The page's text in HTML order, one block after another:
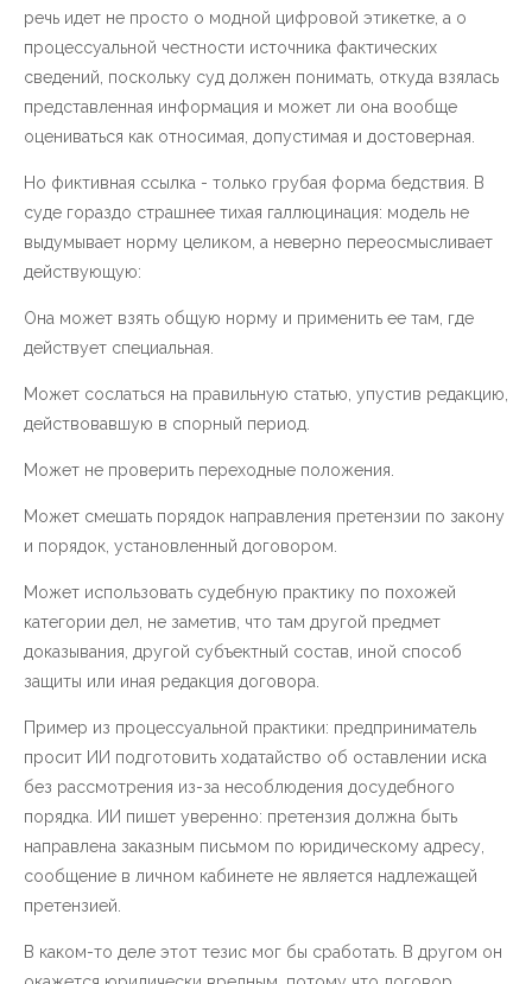
речь идет не просто о модной цифровой этикетке, а о
процессуальной честности источника фактических
сведений, поскольку суд должен понимать, откуда взялась
представленная информация и может ли она вообще
оцениваться как относимая, допустимая и достоверная.
Но фиктивная ссылка - только грубая форма бедствия. В
суде гораздо страшнее тихая галлюцинация: модель не
выдумывает норму целиком, а неверно переосмысливает
действующую:
Она может взять общую норму и применить ее там, где
действует специальная.
Может сослаться на правильную статью, упустив редакцию,
действовавшую в спорный период.
Может не проверить переходные положения.
Может смешать порядок направления претензии по закону
и порядок, установленный договором.
Может использовать судебную практику по похожей
категории дел, не заметив, что там другой предмет
доказывания, другой субъектный состав, иной способ
защиты или иная редакция договора.
Пример из процессуальной практики: предприниматель
просит ИИ подготовить ходатайство об оставлении иска
без рассмотрения из-за несоблюдения досудебного
порядка. ИИ пишет уверенно: претензия должна быть
направлена заказным письмом по юридическому адресу,
сообщение в личном кабинете не является надлежащей
претензией.
В каком-то деле этот тезис мог бы сработать. В другом он